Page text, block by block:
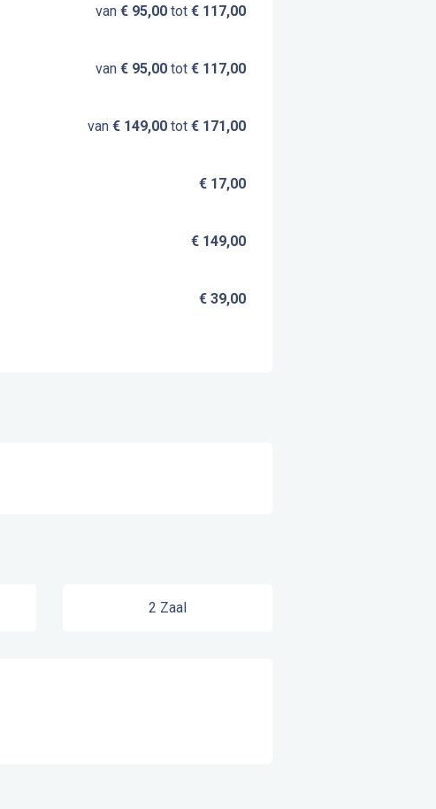
van€ 95,00 tot€ 117,00
van€ 95,00 tot€ 117,00
van€ 149,00 tot€ 171,00
€ 17,00
€ 149,00
€ 39,00
2 Zaal